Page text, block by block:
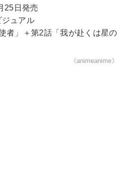
25日発売
ュアル
者」＋第2話「我が赴くは星の
《animeanime》